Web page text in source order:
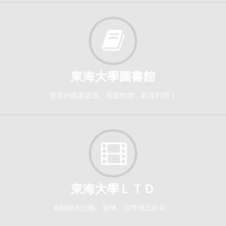
研究所-統計碩博1,2
數理統計[1587]
日間學士班-統計系3A
東海大學圖書館
豐富的圖書資源、視聽軟體，歡迎利用！
東海大學ＬＴＤ
有關校內活動、宣傳、宣導視訊影片。